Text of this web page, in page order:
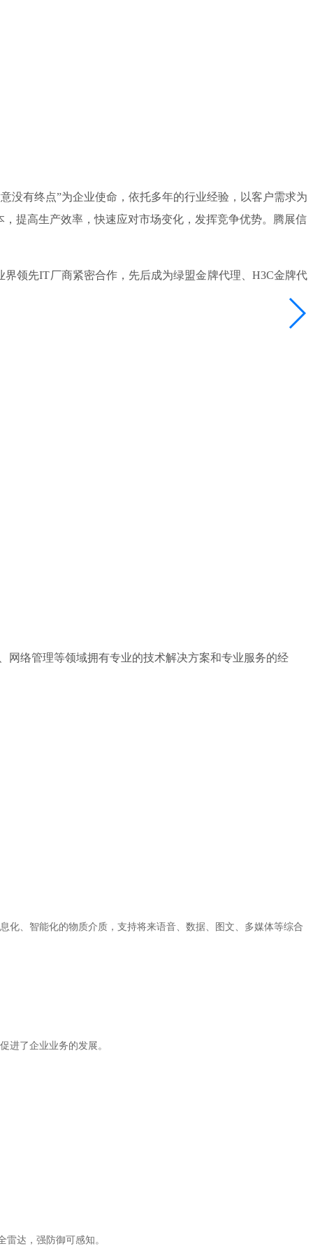
有终点”为企业使命，依托多年的行业经验，以客户需求为
提高生产效率，快速应对市场变化，发挥竞争优势。腾展信
领先IT厂商紧密合作，先后成为绿盟金牌代理、H3C金牌代
网络管理等领域拥有专业的技术解决方案和专业服务的经
化、智能化的物质介质，支持将来语音、数据、图文、多媒体等综合
进了企业业务的发展。
达，强防御可感知。